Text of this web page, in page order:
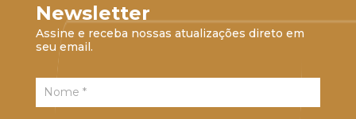
Newsletter
Assine e receba nossas atualizações direto em
seu email.